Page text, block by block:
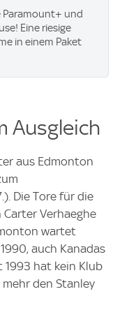
Paramount+ und
Eine riesige
in einem Paket
Ausgleich
aus Edmonton
Die Tore für die
Verhaeghe
wartet
auch Kanadas
1993 hat kein Klub
den Stanley